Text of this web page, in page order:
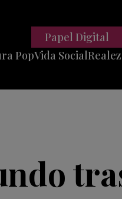
PopVida Social
Papel Digital